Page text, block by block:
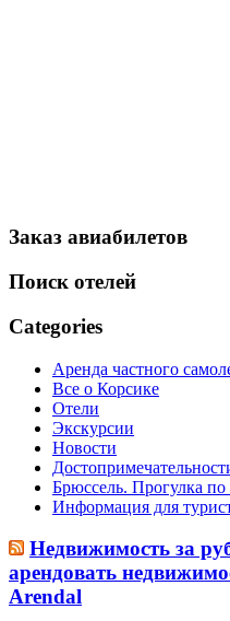
Заказ авиабилетов
Поиск отелей
Categories
Аренда частного
Все о Корсике
Отели
Экскурсии
Новости
Брюссель. Прогулка
Информация для
Недвижимость за
арендовать
Arendal